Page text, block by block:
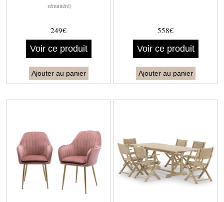
rémunéré)
249€
Voir ce produit
Ajouter au panier
558€
Voir ce produit
Ajouter au panier